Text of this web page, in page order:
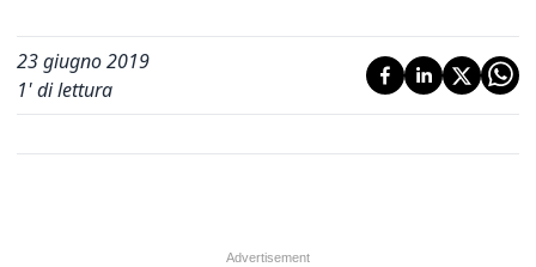
23 giugno 2019
1' di lettura